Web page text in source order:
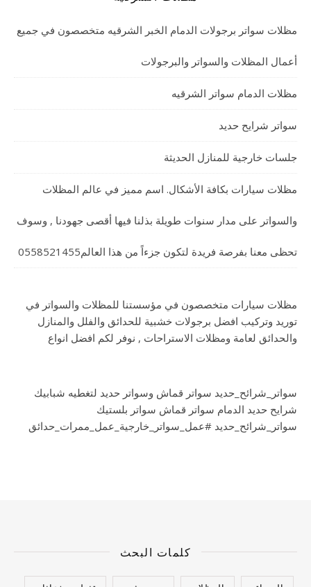
مظلات سواتر برجولات الدمام الخبر الشرقيه متخصصون في جميع
أعمال المظلات والسواتر والبرجولات
مظلات الدمام سواتر الشرقيه
سواتر شرايح حديد
جلسات خارجية للمنازل الحديثة
مظلات سيارات بكافة الأشكال. اسم مميز في عالم المظلات
والسواتر على مدار سنوات طويلة بذلنا فيها أقصى جهودنا , وسوف
تحظى معنا بفرصة فريدة لتكون جزءاً من هذا العالم0558521455
مظلات سيارات متخصصون في مؤسستنا للمظلات والسواتر في
توريد وتركيب افضل برجولات خشبية للحدائق والفلل والمنازل
والحدائق لعامة ومظلات الاستراحات , نوفر لكم افضل انواع
سواتر_شرائح_حديد سواتر قماش وسواتر حديد لتغطيه شبابيك
شرايح حديد الدمام سواتر قماش سواتر بلستيك
سواتر_شرائح_حديد #عمل_سواتر_خارجية_عمل_ممرات_حدائق
كلمات البحث